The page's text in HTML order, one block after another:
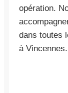
opération.
dans toutes
à Vincennes.